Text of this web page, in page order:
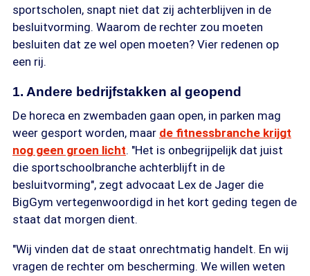
sportscholen, snapt niet dat zij achterblijven in de
besluitvorming. Waarom de rechter zou moeten
besluiten dat ze wel open moeten? Vier redenen op
een rij.
1. Andere bedrijfstakken al geopend
De horeca en zwembaden gaan open, in parken mag
weer gesport worden, maar de fitnessbranche krijgt
nog geen groen licht. "Het is onbegrijpelijk dat juist
die sportschoolbranche achterblijft in de
besluitvorming", zegt advocaat Lex de Jager die
BigGym vertegenwoordigd in het kort geding tegen de
staat dat morgen dient.
"Wij vinden dat de staat onrechtmatig handelt. En wij
vragen de rechter om bescherming. We willen weten